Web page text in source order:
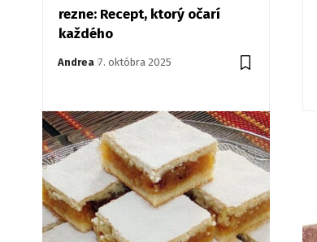
rezne: Recept, ktorý očarí
každého
Andrea 7. októbra 2025